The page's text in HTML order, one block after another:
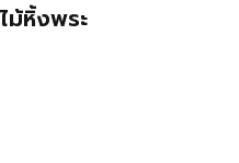
ม้หิ้งพระ